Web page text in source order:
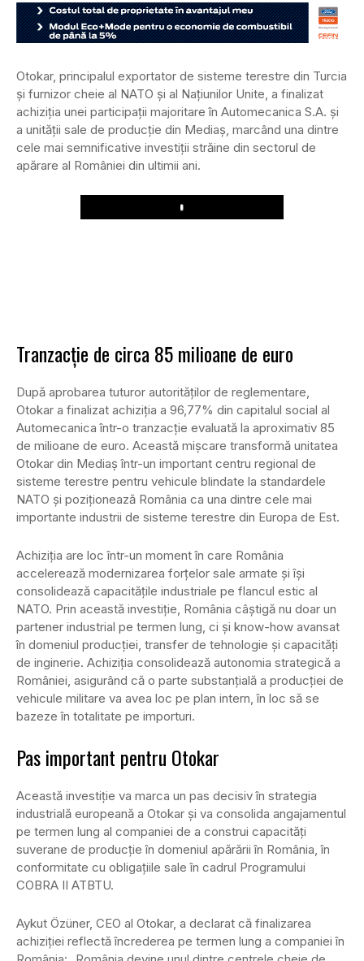
Otokar, principalul exportator de sisteme terestre din Turcia
și furnizor cheie al NATO și al Națiunilor Unite, a finalizat
achiziția unei participații majoritare în Automecanica S.A. și
a unității sale de producție din Mediaș, marcând una dintre
cele mai semnificative investiții străine din sectorul de
apărare al României din ultimii ani.
Play
Tranzacție de circa 85 milioane de euro
După aprobarea tuturor autorităților de reglementare,
Otokar a finalizat achiziția a 96,77% din capitalul social al
Automecanica într-o tranzacție evaluată la aproximativ 85
de milioane de euro. Această mișcare transformă unitatea
Otokar din Mediaș într-un important centru regional de
sisteme terestre pentru vehicule blindate la standardele
NATO și poziționează România ca una dintre cele mai
importante industrii de sisteme terestre din Europa de Est.
Achiziția are loc într-un moment în care România
accelerează modernizarea forțelor sale armate și își
consolidează capacitățile industriale pe flancul estic al
NATO. Prin această investiție, România câștigă nu doar un
partener industrial pe termen lung, ci și know-how avansat
în domeniul producției, transfer de tehnologie și capacități
de inginerie. Achiziția consolidează autonomia strategică a
României, asigurând că o parte substanțială a producției de
vehicule militare va avea loc pe plan intern, în loc să se
bazeze în totalitate pe importuri.
Pas important pentru Otokar
Această investiție va marca un pas decisiv în strategia
industrială europeană a Otokar și va consolida angajamentul
pe termen lung al companiei de a construi capacități
suverane de producție în domeniul apărării în România, în
conformitate cu obligațiile sale în cadrul Programului
COBRA II ATBTU.
Aykut Özüner, CEO al Otokar, a declarat că finalizarea
achiziției reflectă încrederea pe termen lung a companiei în